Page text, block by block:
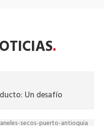
.
Un desafío